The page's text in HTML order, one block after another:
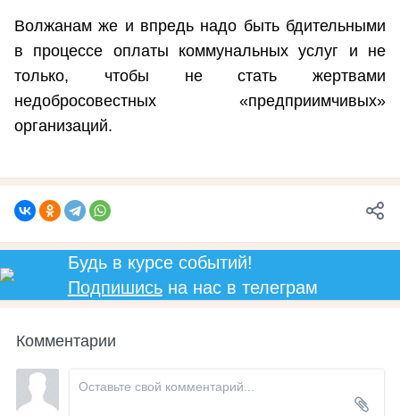
Волжанам же и впредь надо быть бдительными
в процессе оплаты коммунальных услуг и не
только, чтобы не стать жертвами
недобросовестных «предприимчивых»
организаций.
Будь в курсе событий!
Подпишисьна нас в телеграм
Комментарии